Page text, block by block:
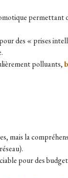
des « prises
polluants,
mais la
pour des